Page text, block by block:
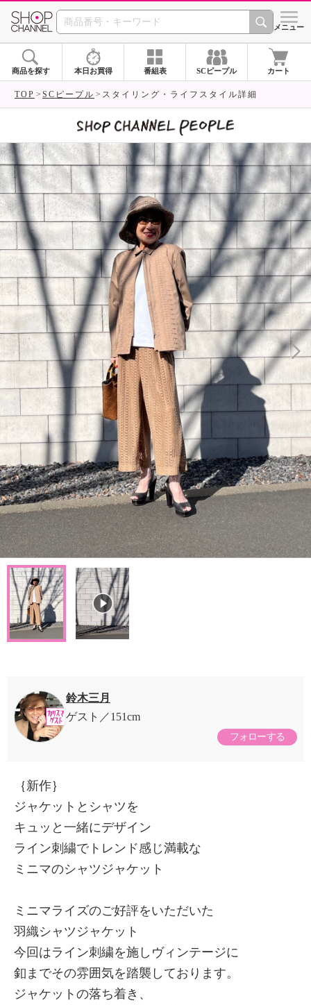
SHOP CHANNEL シメニュー
商品を探す 本日お買得 番組表 SCピープル カート
TOP SCピープル スタイリング・ライフスタイル詳細
鈴木三月
ゲスト
151cm
フォローする
｛新作｝
ジャケットとシャツを
キュッと一緒にデザイン
ライン刺繍でトレンド感じ満載な
ミニマのシャツジャケット
ミニマライズのご好評をいただいた
羽織シャツジャケット
今回はライン刺繍を施しヴィンテージに
釦までその雰囲気を踏襲しております。
ジャケットの落ち着き、